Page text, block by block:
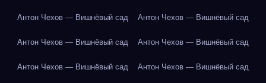
Антон Чехов — Вишнёвый сад Антон Чехов — Вишнёвый сад
Антон Чехов — Вишнёвый сад Антон Чехов — Вишнёвый сад
Антон Чехов — Вишнёвый сад Антон Чехов — Вишнёвый сад